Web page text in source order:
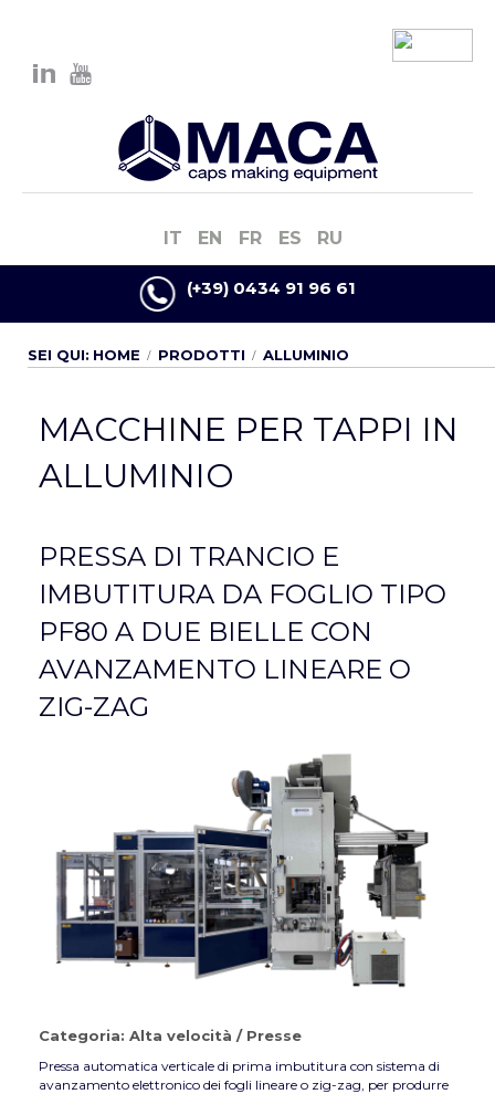
IT EN FR ES RU
(+39) 0434 91 96 61
SEI QUI: HOME PRODOTTI ALLUMINIO
MACCHINE PER TAPPI IN
ALLUMINIO
PRESSA DI TRANCIO E
IMBUTITURA DA FOGLIO TIPO
PF80 A DUE BIELLE CON
AVANZAMENTO LINEARE O
ZIG-ZAG
Categoria: Alta velocità / Presse
Pressa automatica verticale di prima imbutitura con sistema di
avanzamento elettronico dei fogli lineare o zig-zag, per produrre